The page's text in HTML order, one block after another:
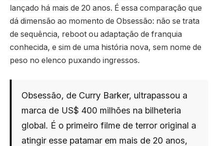
lançado há mais de 20 anos. É essa comparação que
dá dimensão ao momento de Obsessão: não se trata
de sequência, reboot ou adaptação de franquia
conhecida, e sim de uma história nova, sem nome de
peso no elenco puxando ingressos.
Obsessão, de Curry Barker, ultrapassou a
marca de US$ 400 milhões na bilheteria
global. É o primeiro filme de terror original a
atingir esse patamar em mais de 20 anos,